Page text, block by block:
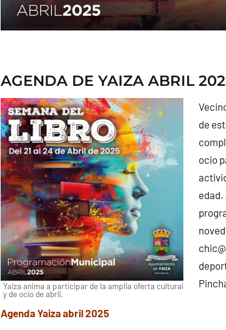
AGENDA DE YAIZA ABRIL
Yaiza anima a participar de la amplia oferta cultural
y de ocio de abril.
de
ocio
edad.
Agenda Yaiza abril 2025